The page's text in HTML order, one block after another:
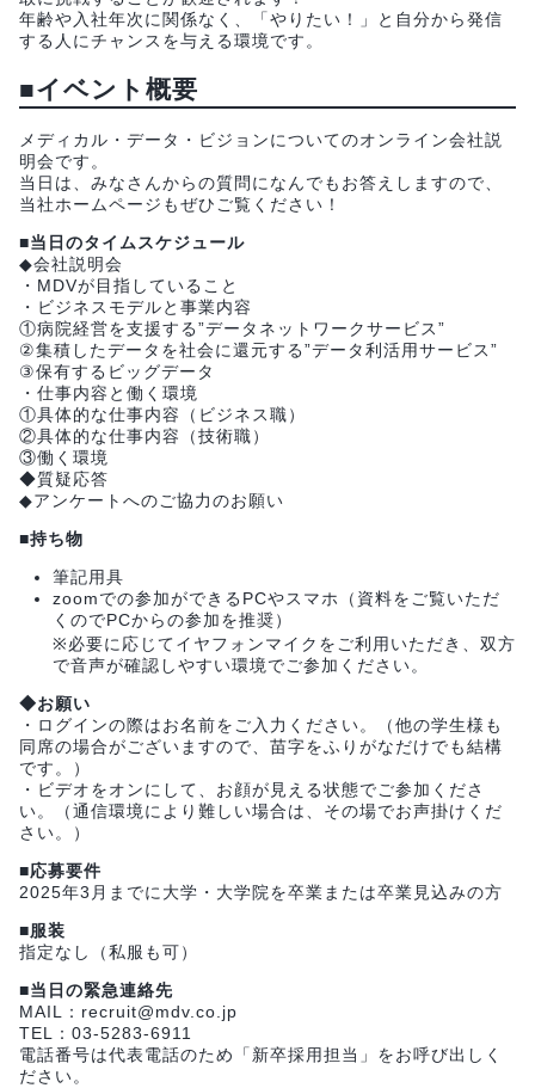
年齢や入社年次に関係なく、「やりたい！」と自分から発信
する人にチャンスを与える環境です。
■イベント概要
メディカル・データ・ビジョンについてのオンライン会社説
明会です。
当日は、みなさんからの質問になんでもお答えしますので、
当社ホームページもぜひご覧ください！
■当日のタイムスケジュール
◆会社説明会
・MDVが目指していること
・ビジネスモデルと事業内容
①病院経営を支援する”データネットワークサービス”
②集積したデータを社会に還元する”データ利活用サービス”
③保有するビッグデータ
・仕事内容と働く環境
①具体的な仕事内容（ビジネス職）
②具体的な仕事内容（技術職）
③働く環境
◆質疑応答
◆アンケートへのご協力のお願い
■持ち物
筆記用具
zoomでの参加ができるPCやスマホ（資料をご覧いただ
くのでPCからの参加を推奨）
※必要に応じてイヤフォンマイクをご利用いただき、双方
で音声が確認しやすい環境でご参加ください。
◆お願い
・ログインの際はお名前をご入力ください。（他の学生様も
同席の場合がございますので、苗字をふりがなだけでも結構
です。）
・ビデオをオンにして、お顔が見える状態でご参加くださ
い。（通信環境により難しい場合は、その場でお声掛けくだ
さい。）
■応募要件
2025年3月までに大学・大学院を卒業または卒業見込みの方
■服装
指定なし（私服も可）
■当日の緊急連絡先
MAIL：recruit@mdv.co.jp
TEL：03-5283-6911
電話番号は代表電話のため「新卒採用担当」をお呼び出しく
ださい。